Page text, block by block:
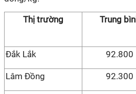
Thị trường Trung
Đắk Lắk 92.800
Lâm Đồng 92.300